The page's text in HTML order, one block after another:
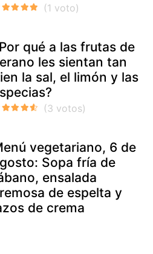
qué a las frutas de
les sientan tan
la sal, el limón y las
vegetariano, 6 de
Sopa fría de
ensalada
de espelta y
de crema